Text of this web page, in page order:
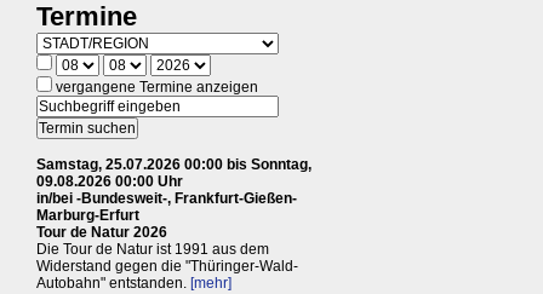
Termine
vergangene Termine anzeigen
Samstag, 25.07.2026 00:00 bis Sonntag,
09.08.2026 00:00 Uhr
in/bei -Bundesweit-, Frankfurt-Gießen-
Marburg-Erfurt
Tour de Natur 2026
Die Tour de Natur ist 1991 aus dem
Widerstand gegen die "Thüringer-Wald-
Autobahn" entstanden. [mehr]